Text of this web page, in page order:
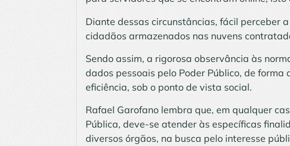
Diante dessas circunstâncias, fácil perceber
cidadãos armazenados nas nuvens
Sendo assim, a rigorosa observância às
dados pessoais pelo Poder Público, de
eficiência, sob o ponto de vista social.
Rafael Garofano lembra que, em qualquer
Pública, deve-se atender às específicas
diversos órgãos, na busca pelo interesse